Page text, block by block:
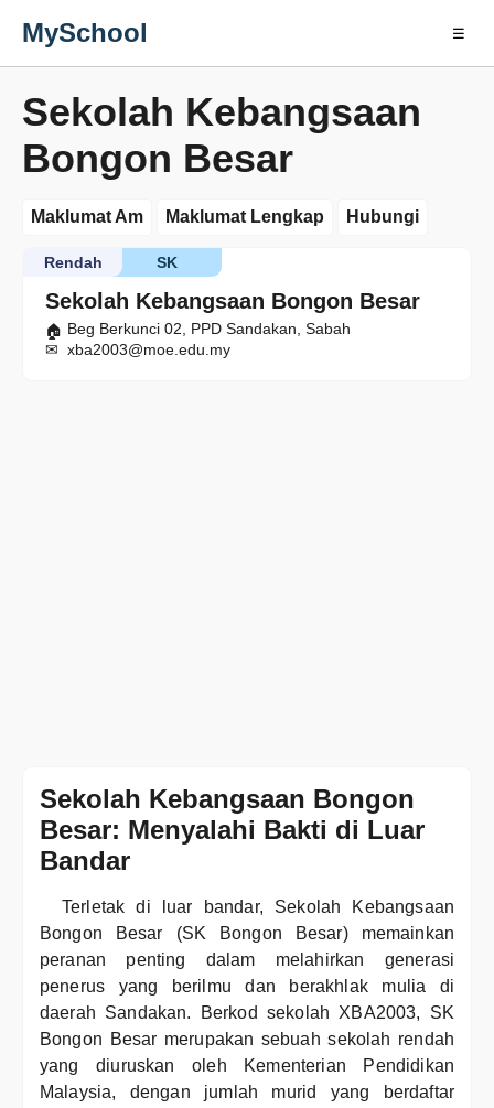
MySchool ☰
Sekolah Kebangsaan
Bongon Besar
Maklumat Am Maklumat Lengkap Hubungi
Sekolah Kebangsaan Bongon Besar
SK
Rendah
Beg Berkunci 02, PPD Sandakan, Sabah
xba2003@moe.edu.my
Sekolah Kebangsaan Bongon
Besar: Menyalahi Bakti di Luar
Bandar
Terletak di luar bandar, Sekolah Kebangsaan
Bongon Besar (SK Bongon Besar) memainkan
peranan penting dalam melahirkan generasi
penerus yang berilmu dan berakhlak mulia di
daerah Sandakan. Berkod sekolah XBA2003, SK
Bongon Besar merupakan sebuah sekolah rendah
yang diuruskan oleh Kementerian Pendidikan
Malaysia, dengan jumlah murid yang berdaftar